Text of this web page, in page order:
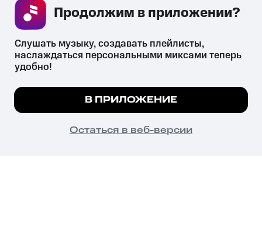
СКАЧАТЬ ПРИЛОЖЕНИЕ
психотропных веществ, их аналогов причиняет вред здоровью,
их незаконный оборот запрещён и влечёт установленную
законодательством ответственность.
© 2026 ООО «КИОН».
Все права защищены
Мы используем куки, чтобы на сайте все
Подробнее
ПОНЯТНО
Слушать музыку, создавать плейлисты,
наслаждаться персональными миксами теперь
удобно!
В ПРИЛОЖЕНИЕ
Остаться в веб-версии